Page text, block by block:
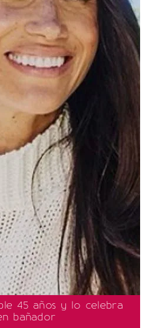
45 años y lo celebra
bañador